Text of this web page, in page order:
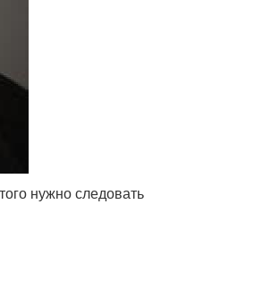
нужно следовать